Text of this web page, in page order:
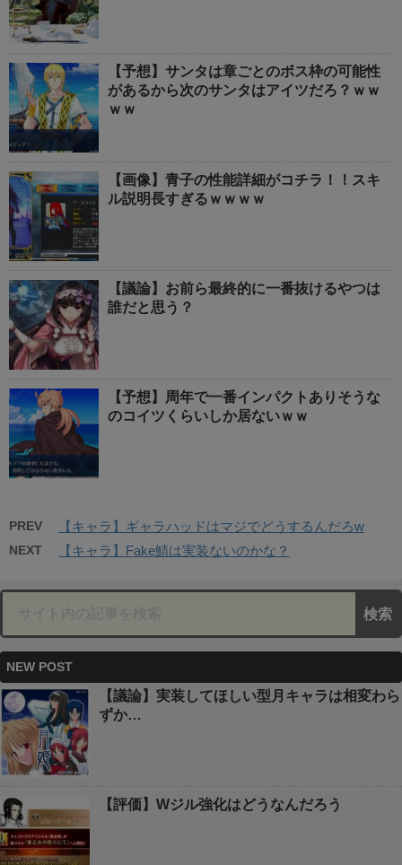
【予想】サンタは章ごとのボス枠の可能性
があるから次のサンタはアイツだろ？ｗｗ
ｗｗ
【画像】青子の性能詳細がコチラ！！スキ
ル説明長すぎるｗｗｗｗ
【議論】お前ら最終的に一番抜けるやつは
誰だと思う？
【予想】周年で一番インパクトありそうな
のコイツくらいしか居ないｗｗ
PREV 【キャラ】ギャラハッドはマジでどうするんだろw
NEXT 【キャラ】Fake鯖は実装ないのかな？
NEW POST
【議論】実装してほしい型月キャラは相変わら
ずか…
【評価】Wジル強化はどうなんだろう